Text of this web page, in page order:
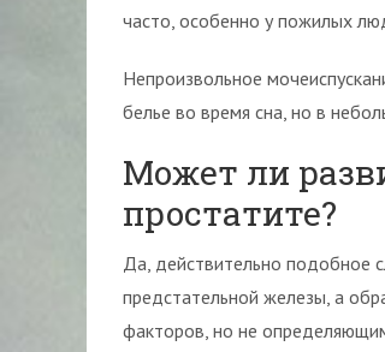
часто, особенно у пожилых
Непроизвольное
белье во время сна, но в
Может ли
простатите?
Да, действительно подобное
предстательной железы, а
факторов, но не